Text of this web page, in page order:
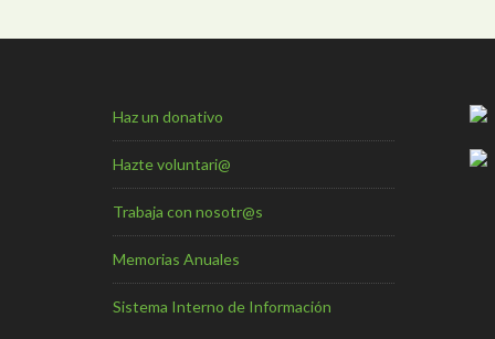
Haz un donativo
Hazte voluntari@
Trabaja con nosotr@s
Memorias Anuales
Sistema Interno de Información